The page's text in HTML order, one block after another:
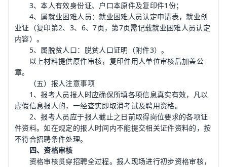
3、本人有效身份证、户口本原件及复印件1份；
4、属就业困难人员：就业困难人员认定申请表，就业创
业证（复印第2、3、6、7页，第7页需记载就业困难人员认定
内容）。
5、属脱贫人口：脱贫人口证明（附件3）。
以上材料提供原件审核，复印件用人单位审核后加盖公
章。
（五）报人注意事项
1、报考人员报人时应确保所填各项信息真实有效，凡以
虚假信息报人的，一经查实即取消考试及聘用资格。
2、报考人员应于报人截止之日前取得岗位要求的各项证
件资料。如在规定的报人时间内不能提交相关证件资料的，按
不符合招聘条件处理。
四、资格审核
资格审核贯穿招聘全过程。报人现场进行初步资格审核，